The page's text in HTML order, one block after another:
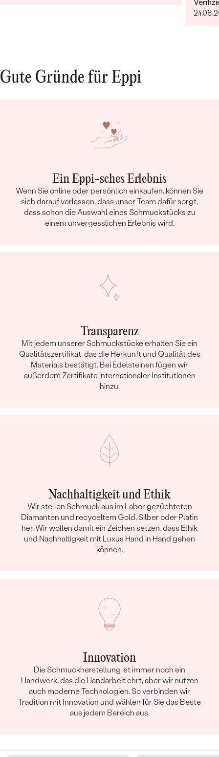
Gute Gründe für Eppi
Ein Eppi-sches Erlebnis
Wenn Sie online oder persönlich einkaufen, können Sie
sich darauf verlassen, dass unser Team dafür sorgt,
dass schon die Auswahl eines Schmuckstücks zu
einem unvergesslichen Erlebnis wird.
Transparenz
Mit jedem unserer Schmuckstücke erhalten Sie ein
Qualitätszertifikat, das die Herkunft und Qualität des
Materials bestätigt. Bei Edelsteinen fügen wir
außerdem Zertifikate internationaler Institutionen
hinzu.
Nachhaltigkeit und Ethik
Wir stellen Schmuck aus im Labor gezüchteten
Diamanten und recyceltem Gold, Silber oder Platin
her. Wir wollen damit ein Zeichen setzen, dass Ethik
und Nachhaltigkeit mit Luxus Hand in Hand gehen
können.
Innovation
Die Schmuckherstellung ist immer noch ein
Handwerk, das die Handarbeit ehrt, aber wir nutzen
auch moderne Technologien. So verbinden wir
Tradition mit Innovation und wählen für Sie das Beste
aus jedem Bereich aus.